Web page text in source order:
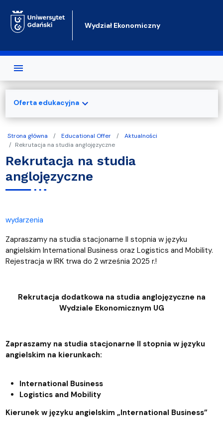
Wydział Ekonomiczny
Strona główna Educational Offer
Aktualności
Rekrutacja na studia anglojęzyczne
Rekrutacja na studia
anglojęzyczne
wydarzenia
Zapraszamy na studia stacjonarne II stopnia w języku
angielskim International Business oraz Logistics and Mobility.
Rejestracja w IRK trwa do 2 września 2025 r.!
Rekrutacja dodatkowa na studia anglojęzyczne na
Wydziale Ekonomicznym UG
Zapraszamy na studia stacjonarne II stopnia w języku
angielskim na kierunkach:
International Business
Logistics and Mobility
Kierunek w języku angielskim „International Business”
Oferta edukacyjnaexpand_more